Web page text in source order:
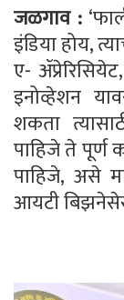
जळगाव :
इंडिया होय,
ए-
इनोव्हेशन
शकता
पाहिजे ते पूर्ण
पाहिजे, असे
आयटी